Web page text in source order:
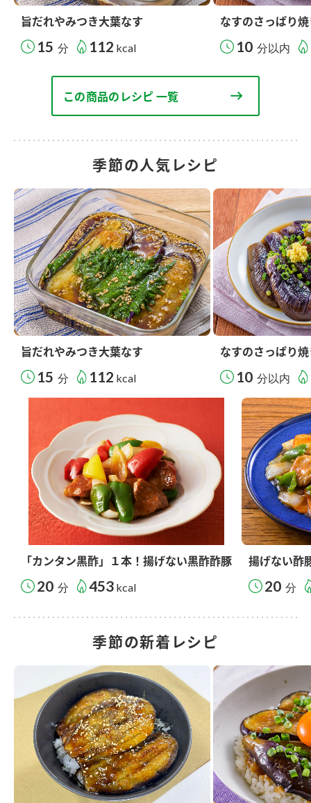
旨だれやみつき大葉なす
15 分 112 kcal
なすのさっぱり
10 分以内
この商品のレシピ 一覧
季節の人気レシピ
旨だれやみつき大葉なす
15 分 112 kcal
なすのさっぱり
10 分以内
「カンタン黒酢」１本！揚げない黒酢酢豚
20 分 453 kcal
揚げない酢
20 分
季節の新着レシピ